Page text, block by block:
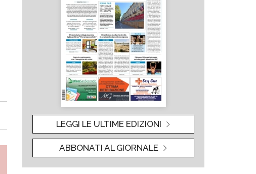
LEGGI LE ULTIME EDIZIONI
ABBONATI AL GIORNALE